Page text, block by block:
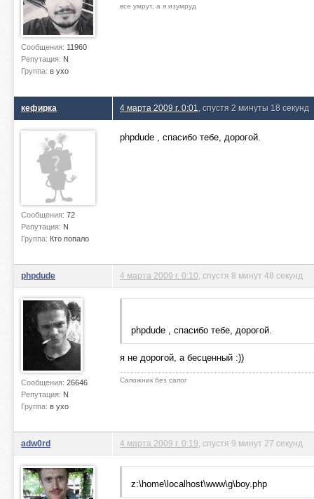
Сообщения: 11960
Репутация: N
Группа: в ухо
все умрут, а я изумруд
кефирка
Сообщения: 72
Репутация: N
Группа: Кто попало
4 марта 2009 г. 0:01 , спустя 2 минуты 18 секунд
phpdude , спасибо тебе, дорогой.
phpdude
Сообщения: 26646
Репутация: N
Группа: в ухо
4 марта 2009 г. 0:10 , спустя 8 минут 48 секунд
phpdude , спасибо тебе, дорогой.
я не дорогой, а бесценный :))
Сапожник без сапог
adw0rd 4 марта 2009 г. 0:19 , спустя 9 минут 27 секунд
z:\home\localhost\www\g\boy.php